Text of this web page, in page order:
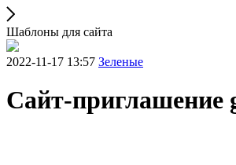
Шаблоны для сайта
2022-11-17 13:57 Зеленые
Сайт-приглашение